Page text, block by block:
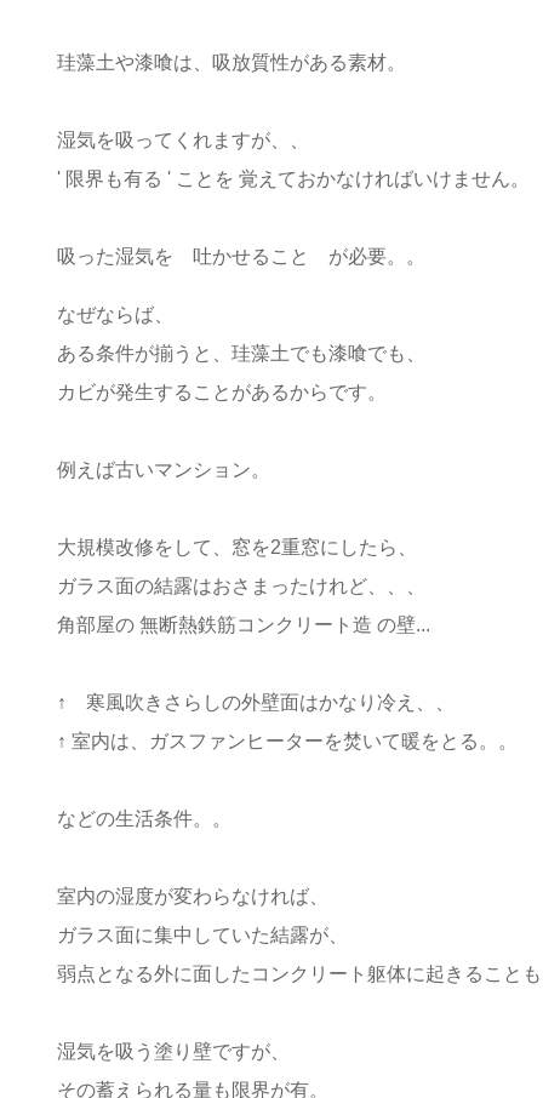
珪藻土や漆喰は、吸放質性がある素材。
湿気を吸ってくれますが、、
' 限界も有る ' ことを 覚えておかなければいけません。
吸った湿気を 吐かせること が必要。。
なぜならば、
ある条件が揃うと、珪藻土でも漆喰でも、
カビが発生することがあるからです。
例えば古いマンション。
大規模改修をして、窓を2重窓にしたら、
ガラス面の結露はおさまったけれど、、、
角部屋の 無断熱鉄筋コンクリート造 の壁...
↑ 寒風吹きさらしの外壁面はかなり冷え、、
↑ 室内は、ガスファンヒーターを焚いて暖をとる。。
などの生活条件。。
室内の湿度が変わらなければ、
ガラス面に集中していた結露が、
弱点となる外に面した コンクリート躯体に起きること
湿気を吸う塗り壁ですが、
その蓄えられる量も限界が有。